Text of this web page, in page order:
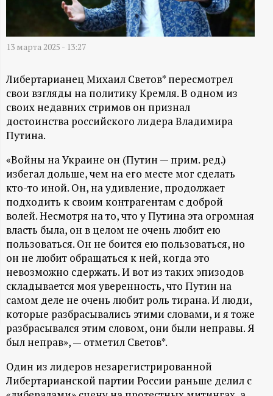
Д
А
Н
-
и
н
ф
о
р
м
а
ц
и
13 марта 2025 - 13:27
Либертарианец Михаил Светов* пересмотрел
свои взгляды на политику Кремля. В одном из
своих недавних стримов он признал
достоинства российского лидера Владимира
Путина.
«Войны на Украине он (Путин — прим. ред.)
избегал дольше, чем на его месте мог сделать
кто-то иной. Он, на удивление, продолжает
подходить к своим контрагентам с доброй
волей. Несмотря на то, что у Путина эта огромная
власть была, он в целом не очень любит ею
пользоваться. Он не боится ею пользоваться, но
он не любит обращаться к ней, когда это
невозможно сдержать. И вот из таких эпизодов
складывается моя уверенность, что Путин на
самом деле не очень любит роль тирана. И люди,
которые разбрасывались этими словами, и я тоже
разбрасывался этим словом, они были неправы. Я
был неправ», — отметил Светов*.
Один из лидеров незарегистрированной
Либертарианской партии России раньше делил с